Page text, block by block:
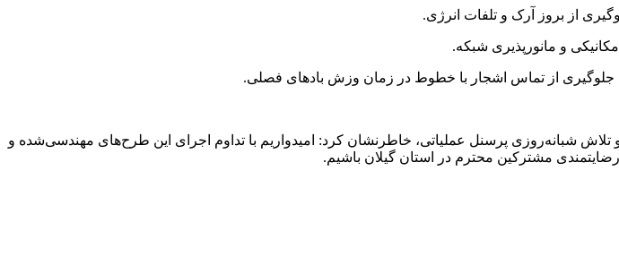
تلاش شبانه‌روزی پرسنل عملیاتی، خاطرنشان کرد: امیدواریم با تداوم اجرای این طرح‌های مهندسی‌شده و
رضایتمندی مشترکین محترم در استان گیلان باشیم.